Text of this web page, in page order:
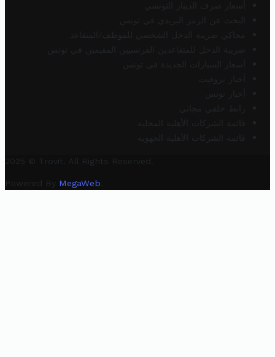
أسعار صرف الدينار التونسي
البحث عن الرمز البريدي في تونس
محاكي ضريبة الدخل الشخصي للموظف/المتقاعد
ضريبة الدخل للمتقاعدين الفرنسيين المقيمين في تونس
أسعار السيارات الجديدة في تونس
أخبار تروفيت
أخبار تونس
رابط خلفي مجاني
قائمة الشركات الأهلية المحلية
قائمة الشركات الأهلية الجهوية
2025 © Trovit. All Rights Reserved.
Powered By MegaWeb